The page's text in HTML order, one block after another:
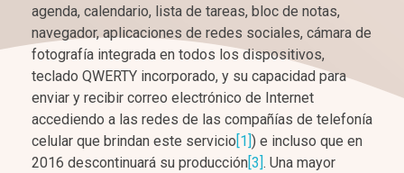
agenda, calendario, lista de tareas, bloc de notas,
navegador, aplicaciones de redes sociales, cámara de
fotografía integrada en todos los dispositivos,
teclado QWERTY incorporado, y su capacidad para
enviar y recibir correo electrónico de Internet
accediendo a las redes de las compañías de telefonía
celular que brindan este servicio[1]) e incluso que en
2016 descontinuará su producción[3]. Una mayor